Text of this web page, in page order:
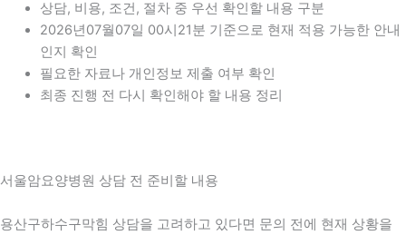
상담, 비용, 조건, 절차 중 우선 확인할 내용 구분
2026년07월07일 00시21분 기준으로 현재 적용 가능한 안내
인지 확인
필요한 자료나 개인정보 제출 여부 확인
최종 진행 전 다시 확인해야 할 내용 정리
서울암요양병원 상담 전 준비할 내용
용산구하수구막힘 상담을 고려하고 있다면 문의 전에 현재 상황을